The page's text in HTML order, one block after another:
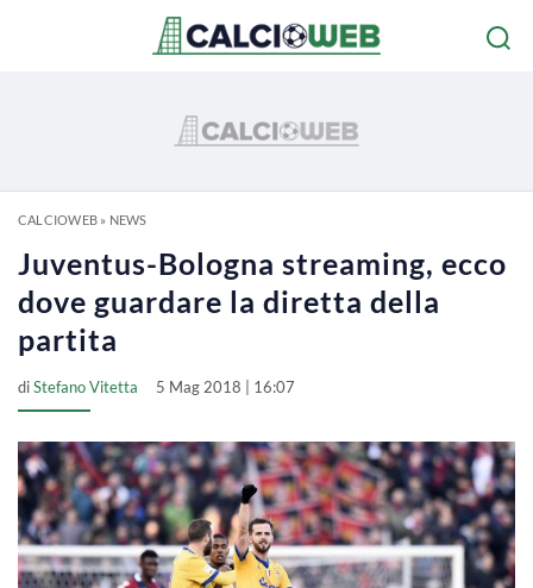
CALCIOWEB» NEWS
Juventus-Bologna streaming, ecco
dove guardare la diretta della
partita
diStefano Vitetta 5 Mag 2018 | 16:07